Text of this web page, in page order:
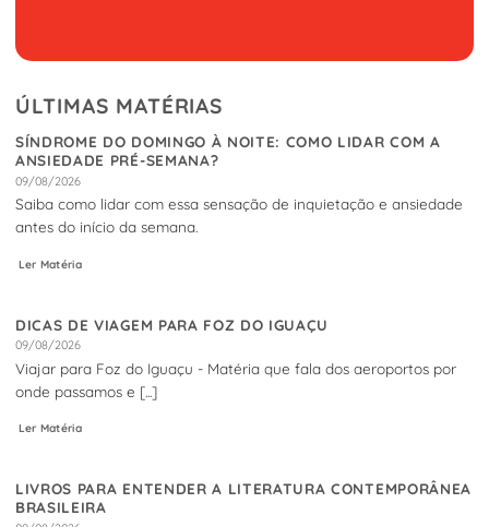
ÚLTIMAS MATÉRIAS
SÍNDROME DO DOMINGO À NOITE: COMO LIDAR COM A
ANSIEDADE PRÉ-SEMANA?
09/08/2026
Saiba como lidar com essa sensação de inquietação e ansiedade
antes do início da semana.
Ler Matéria
DICAS DE VIAGEM PARA FOZ DO IGUAÇU
09/08/2026
Viajar para Foz do Iguaçu - Matéria que fala dos aeroportos por
onde passamos e [...]
Ler Matéria
LIVROS PARA ENTENDER A LITERATURA CONTEMPORÂNEA
BRASILEIRA